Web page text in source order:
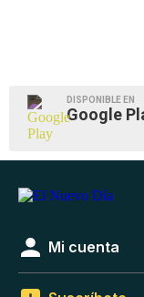
DISPONIBLE EN
Google
Mi cuenta